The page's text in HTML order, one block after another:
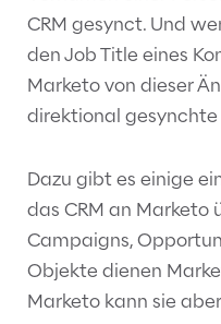
CRM gesynct. Und
den Job Title eines
Marketo von dieser
direktional
Dazu gibt es einige
das CRM an Marketo
Campaigns,
Objekte dienen
Marketo kann sie